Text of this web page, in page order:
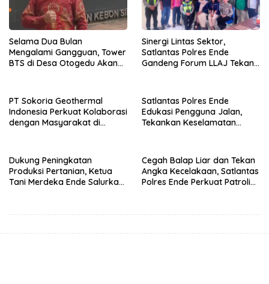
Selama Dua Bulan
Mengalami Gangguan, Tower
BTS di Desa Otogedu Akan
Sinergi Lintas Sektor,
Satlantas Polres Ende
Gandeng Forum LLAJ Tekan
PT Sokoria Geothermal
Indonesia Perkuat Kolaborasi
dengan Masyarakat di
Satlantas Polres Ende
Edukasi Pengguna Jalan,
Tekankan Keselamatan
Dukung Peningkatan
Produksi Pertanian, Ketua
Tani Merdeka Ende Salurkan
Cegah Balap Liar dan Tekan
Angka Kecelakaan, Satlantas
Polres Ende Perkuat Patroli